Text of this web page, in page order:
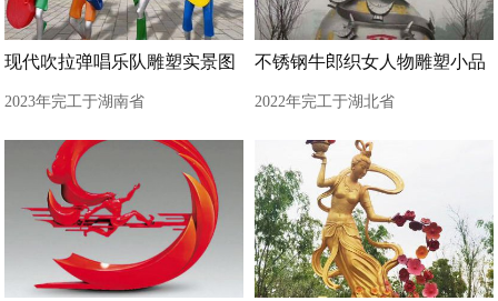
现代吹拉弹唱乐队雕塑实景图
2023年完工于湖南省
不锈钢牛郎织女人物雕塑小品
2022年完工于湖北省